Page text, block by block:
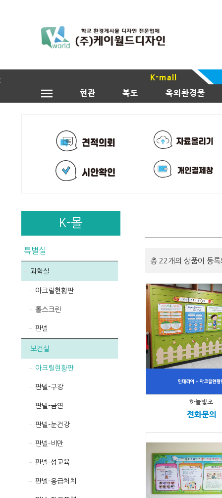
K-mall
현관
복도 옥외환경물
K-몰
특별실
과학실
아크릴현황판
롤스크린
판넬
보건실
아크릴현황판
판넬-구강
판넬-금연
판넬-눈건강
판넬-비만
판넬-성교육
판넬-응급처치
총 22개의 상품이 등
하늘빛초
전화문의